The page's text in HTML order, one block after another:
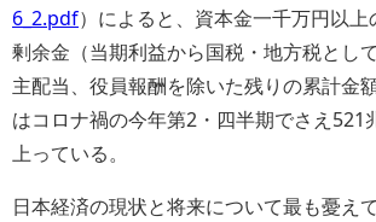
6_2.pdf）によると、資本金一千万円以
剰余金（当期利益から国税・地方税とし
主配当、役員報酬を除いた残りの累計金
はコロナ禍の今年第2・四半期でさえ521
上っている。
日本経済の現状と将来について最も憂え